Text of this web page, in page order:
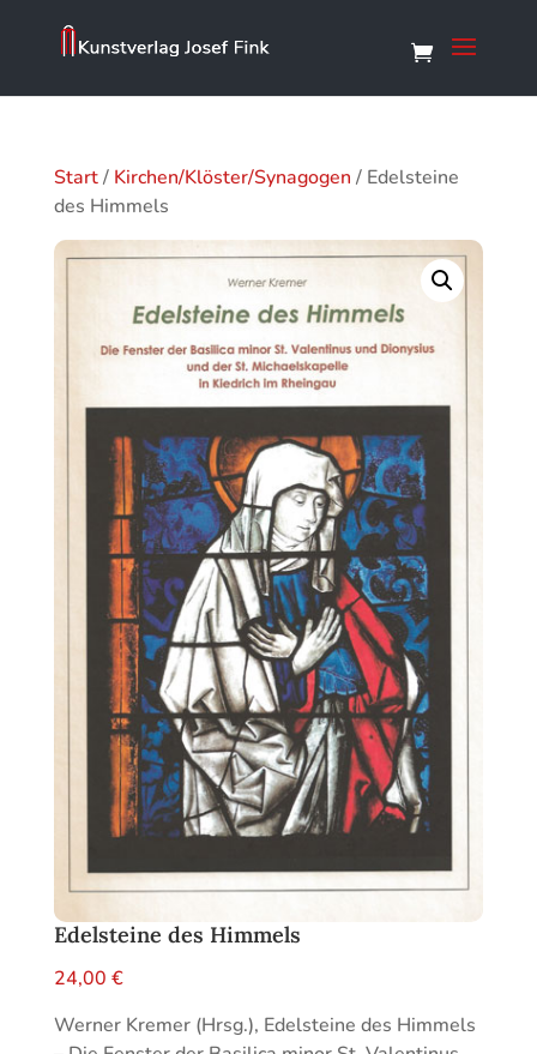
Start/ Kirchen/Klöster/Synagogen / Edelsteine
des Himmels
Edelsteine des Himmels
24,00 €
Werner Kremer (Hrsg.), Edelsteine des Himmels